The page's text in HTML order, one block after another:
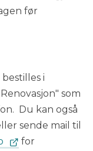
før
i
som
Du kan også
sende mail til
for